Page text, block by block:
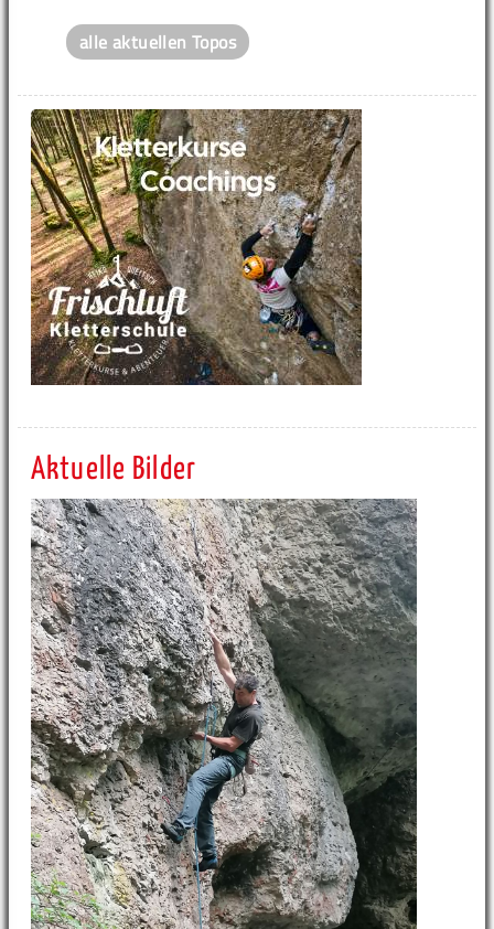
alle aktuellen Topos
Aktuelle Bilder